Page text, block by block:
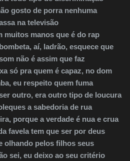
gosto de porra nenhuma
na televisão
muitos manos que é do rap
aí, ladrão, esquece que
não é assim que faz
só pra quem é capaz, no dom
eu respeito quem fuma
outro, era outro tipo de loucura
a sabedoria de rua
porque a verdade é nua e crua
favela tem que ser por deus
olhando pelos filhos seus
sei, eu deixo ao seu critério